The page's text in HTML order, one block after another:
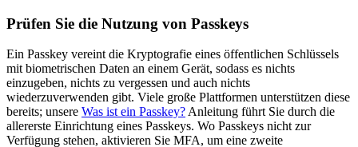
Prüfen Sie die Nutzung von Passkeys
Ein Passkey vereint die Kryptografie eines öffentlichen Schlüssels
mit biometrischen Daten an einem Gerät, sodass es nichts
einzugeben, nichts zu vergessen und auch nichts
wiederzuverwenden gibt. Viele große Plattformen unterstützen diese
bereits; unsere Was ist ein Passkey? Anleitung führt Sie durch die
allererste Einrichtung eines Passkeys. Wo Passkeys nicht zur
Verfügung stehen, aktivieren Sie MFA, um eine zweite